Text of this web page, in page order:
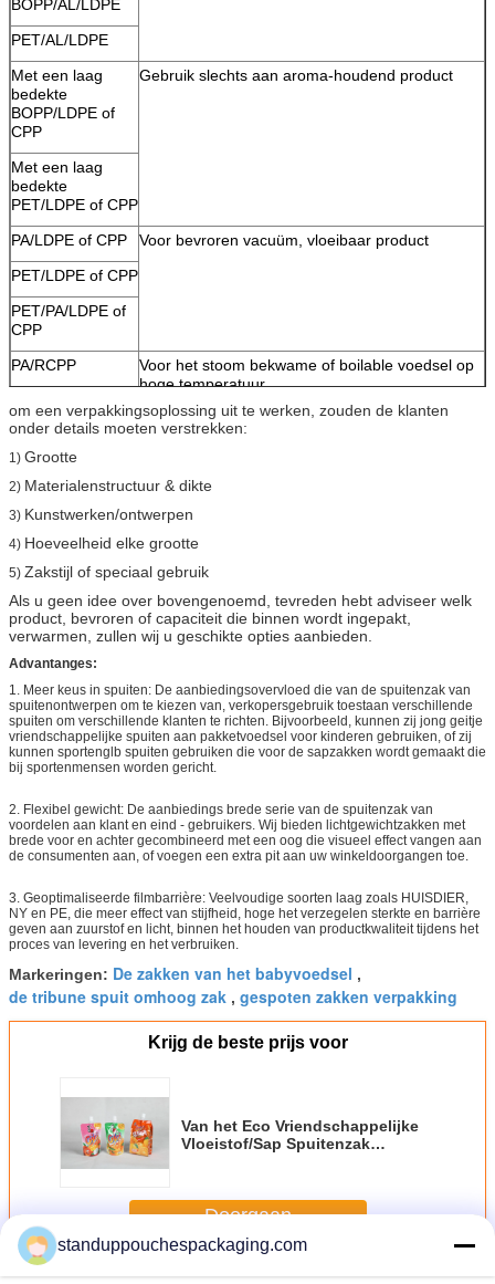
BOPP/AL/LDPE
PET/AL/LDPE
Met een laag
bedekte
BOPP/LDPE of
CPP
Gebruik slechts aan aroma-houdend product
Met een laag
bedekte
PET/LDPE of CPP
PA/LDPE of CPP
Voor bevroren vacuüm, vloeibaar product
PET/LDPE of CPP
PET/PA/LDPE of
CPP
PA/RCPP
Voor het stoom bekwame of boilable voedsel op
hoge temperatuur
om een verpakkingsoplossing uit te werken, zouden de klanten
onder details moeten verstrekken:
1) Grootte
2) Materialenstructuur & dikte
3) Kunstwerken/ontwerpen
4) Hoeveelheid elke grootte
5) Zakstijl of speciaal gebruik
Als u geen idee over bovengenoemd, tevreden hebt adviseer welk
product, bevroren of capaciteit die binnen wordt ingepakt,
verwarmen, zullen wij u geschikte opties aanbieden.
Advantanges:
1. Meer keus in spuiten: De aanbiedingsovervloed die van de spuitenzak van
spuitenontwerpen om te kiezen van, verkopersgebruik toestaan verschillende
spuiten om verschillende klanten te richten. Bijvoorbeeld, kunnen zij jong geitje
vriendschappelijke spuiten aan pakketvoedsel voor kinderen gebruiken, of zij
kunnen sportenglb spuiten gebruiken die voor de sapzakken wordt gemaakt die
bij sportenmensen worden gericht.
2. Flexibel gewicht: De aanbiedings brede serie van de spuitenzak van
voordelen aan klant en eind - gebruikers. Wij bieden lichtgewichtzakken met
brede voor en achter gecombineerd met een oog die visueel effect vangen aan
de consumenten aan, of voegen een extra pit aan uw winkeldoorgangen toe.
3. Geoptimaliseerde filmbarrière: Veelvoudige soorten laag zoals HUISDIER,
NY en PE, die meer effect van stijfheid, hoge het verzegelen sterkte en barrière
geven aan zuurstof en licht, binnen het houden van productkwaliteit tijdens het
proces van levering en het verbruiken.
Markeringen: De zakken van het babyvoedsel ,
de tribune spuit omhoog zak , gespoten zakken verpakking
Krijg de beste prijs voor
Van het Eco Vriendschappelijke
Vloeistof/Sap Spuitenzak
Doorgaan
MeerTuit pouch
standuppouchespackaging.com